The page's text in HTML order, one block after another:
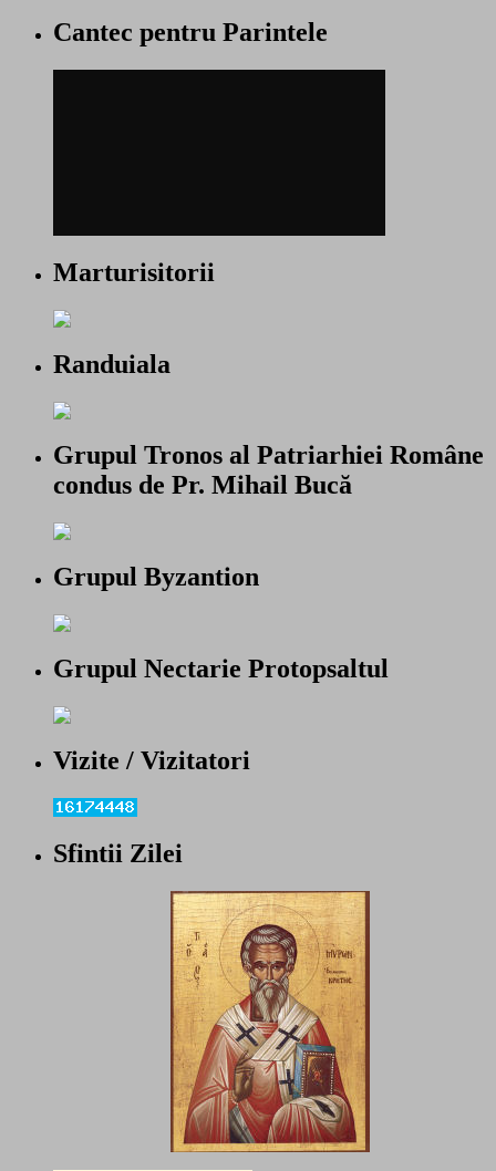
Cantec pentru Parintele
Marturisitorii
Randuiala
Grupul Tronos al Patriarhiei Române
condus de Pr. Mihail Bucă
Grupul Byzantion
Grupul Nectarie Protopsaltul
Vizite / Vizitatori
Sfintii Zilei